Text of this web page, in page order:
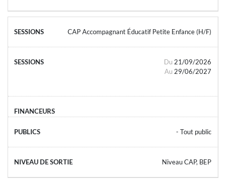
CAP Accompagnant Éducatif Petite Enfance (H/F)
Du 21/09/2026
Au 29/06/2027
- Tout public
Niveau CAP, BEP